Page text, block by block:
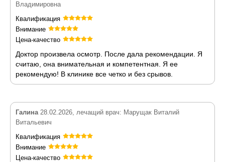
Владимировна
Квалификация
Внимание
Цена-качество
Доктор произвела осмотр. После дала рекомендации. Я
считаю, она внимательная и компетентная. Я ее
рекомендую! В клинике все четко и без срывов.
Галина28.02.2026, лечащий врач: Марущак Виталий
Витальевич
Квалификация
Внимание
Цена-качество